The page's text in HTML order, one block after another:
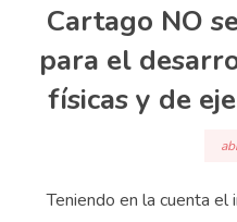
Cartago NO
para el
físicas y de
Teniendo en la cuenta